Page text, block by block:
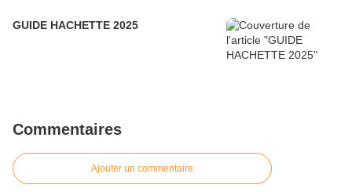
GUIDE HACHETTE 2025
Commentaires
Ajouter un commentaire